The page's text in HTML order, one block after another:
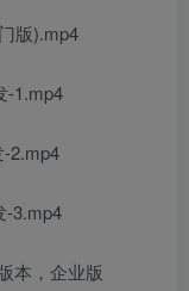
版).mp4
-1.mp4
2.mp4
-3.mp4
本，企业版